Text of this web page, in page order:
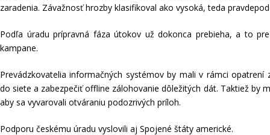
zaradenia. Závažnosť hrozby klasifikoval ako vysoká, teda
Podľa úradu prípravná fáza útokov už dokonca prebieha, a to
kampane.
Prevádzkovatelia informačných systémov by mali v rámci
do siete a zabezpečiť offline zálohovanie dôležitých dát. Taktiež by
aby sa vyvarovali otváraniu podozrivých príloh.
Podporu českému úradu vyslovili aj Spojené štáty americké.